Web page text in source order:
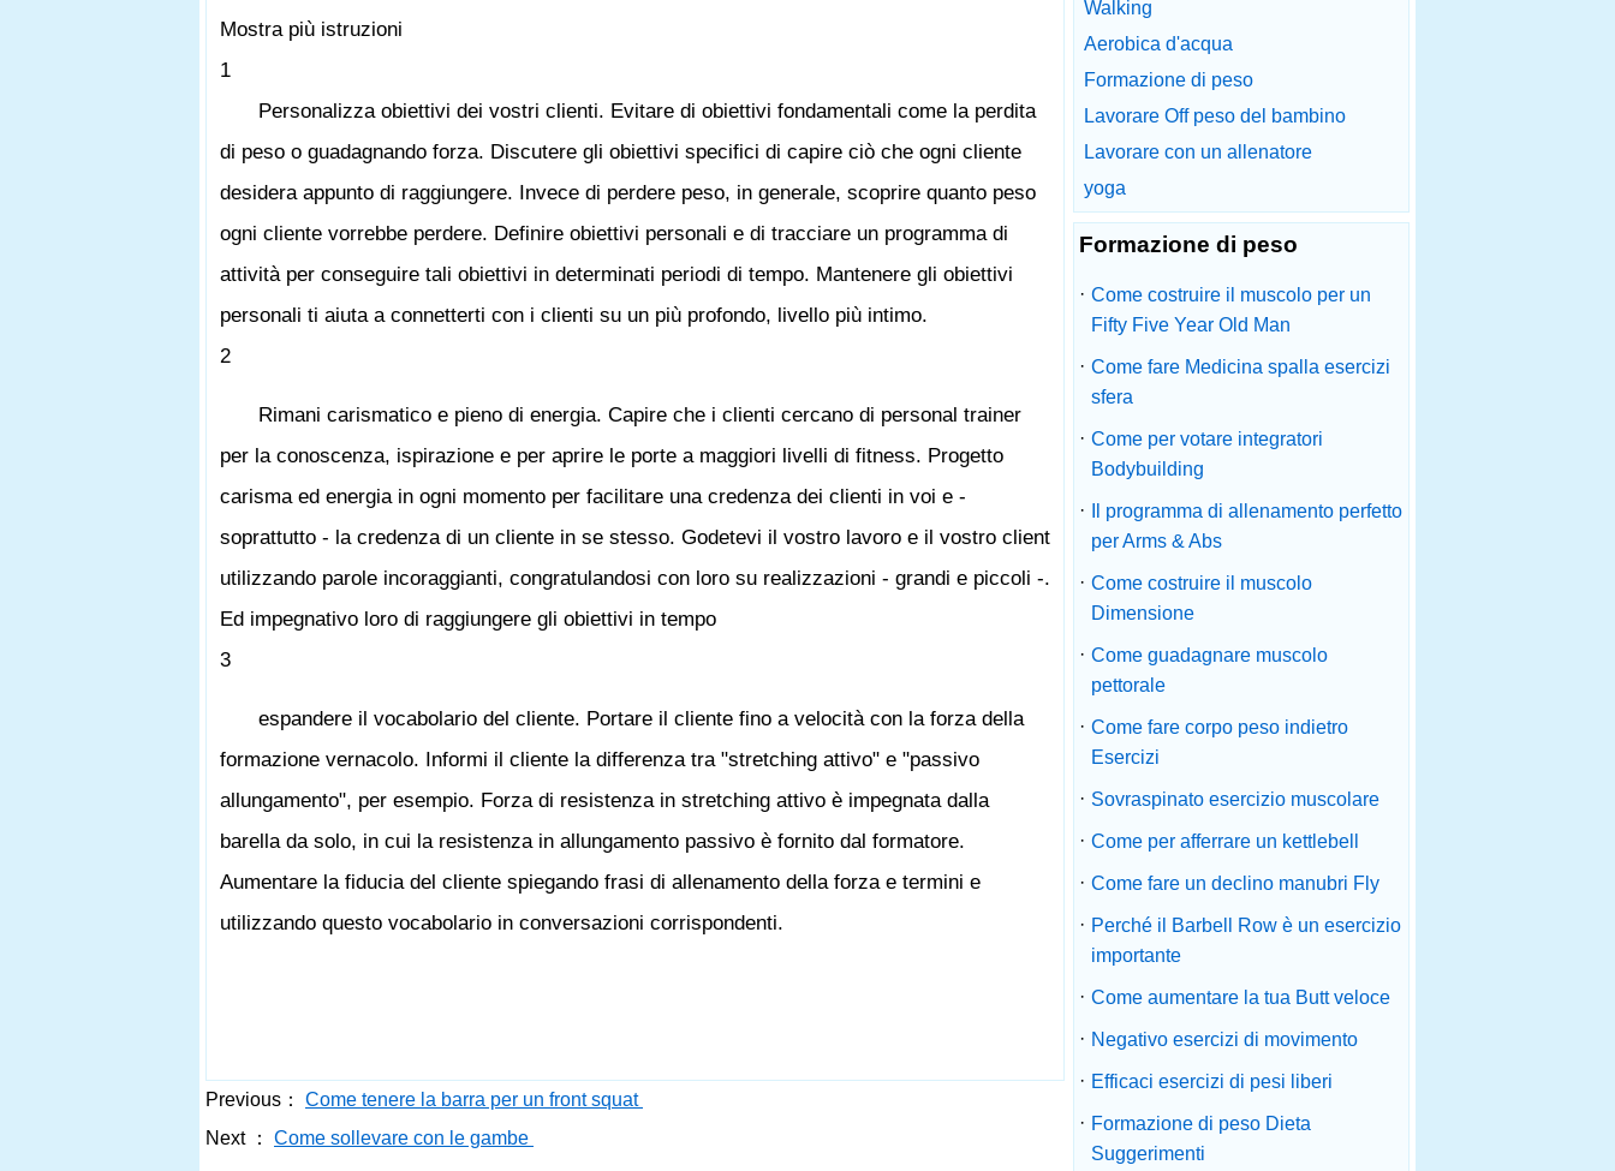
Mostra più istruzioni
1
Personalizza obiettivi dei vostri clienti. Evitare di obiettivi fondamentali come la perdita
di peso o guadagnando forza. Discutere gli obiettivi specifici di capire ciò che ogni cliente
desidera appunto di raggiungere. Invece di perdere peso, in generale, scoprire quanto peso
ogni cliente vorrebbe perdere. Definire obiettivi personali e di tracciare un programma di
attività per conseguire tali obiettivi in ​​determinati periodi di tempo. Mantenere gli obiettivi
personali ti aiuta a connetterti con i clienti su un più profondo, livello più intimo.
2
Rimani carismatico e pieno di energia. Capire che i clienti cercano di personal trainer
per la conoscenza, ispirazione e per aprire le porte a maggiori livelli di fitness. Progetto
carisma ed energia in ogni momento per facilitare una credenza dei clienti in voi e -
soprattutto - la credenza di un cliente in se stesso. Godetevi il vostro lavoro e il vostro client
utilizzando parole incoraggianti, congratulandosi con loro su realizzazioni - grandi e piccoli -.
Ed impegnativo loro di raggiungere gli obiettivi in ​​tempo
3
espandere il vocabolario del cliente. Portare il cliente fino a velocità con la forza della
formazione vernacolo. Informi il cliente la differenza tra "stretching attivo" e "passivo
allungamento", per esempio. Forza di resistenza in stretching attivo è impegnata dalla
barella da solo, in cui la resistenza in allungamento passivo è fornito dal formatore.
Aumentare la fiducia del cliente spiegando frasi di allenamento della forza e termini e
utilizzando questo vocabolario in conversazioni corrispondenti.
Previous：
Come tenere la barra per un front squat
Next ：
Come sollevare con le gambe
Walking
Aerobica d'acqua
Formazione di peso
Lavorare Off peso del bambino
Lavorare con un allenatore
yoga
Formazione di peso
· Come costruire il muscolo per un
Fifty Five Year Old Man
· Come fare Medicina spalla esercizi
sfera
· Come per votare integratori
Bodybuilding
·
Il programma di allenamento perfetto
per Arms & Abs
· Come costruire il muscolo
Dimensione
· Come guadagnare muscolo
pettorale
· Come fare corpo peso indietro
Esercizi
· Sovraspinato esercizio muscolare
· Come per afferrare un kettlebell
· Come fare un declino manubri Fly
· Perché il Barbell Row è un esercizio
importante
· Come aumentare la tua Butt veloce
· Negativo esercizi di movimento
· Efficaci esercizi di pesi liberi
· Formazione di peso Dieta
Suggerimenti